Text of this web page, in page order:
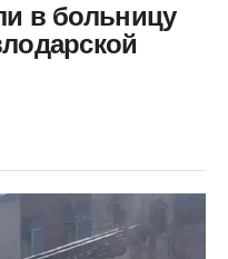
в больницу